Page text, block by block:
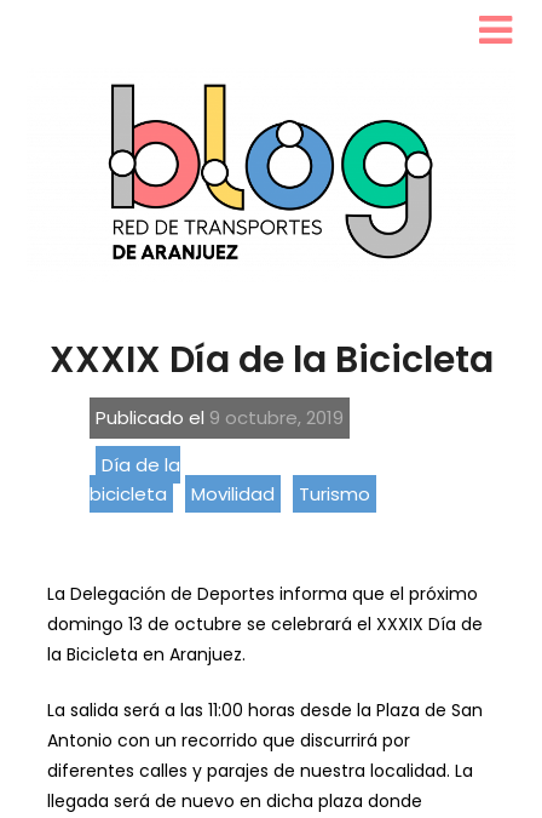
XXXIX Día de la Bicicleta
Publicado el 9 octubre, 2019
Día de la
bicicleta
Movilidad Turismo
La Delegación de Deportes informa que el próximo
domingo 13 de octubre se celebrará el XXXIX Día de
la Bicicleta en Aranjuez.
La salida será a las 11:00 horas desde la Plaza de San
Antonio con un recorrido que discurrirá por
diferentes calles y parajes de nuestra localidad. La
llegada será de nuevo en dicha plaza donde